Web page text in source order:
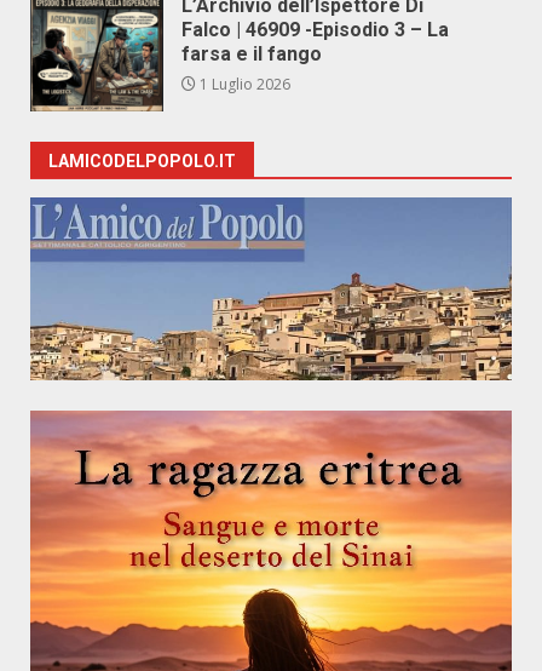
L’Archivio dell’Ispettore Di
Falco | 46909 -Episodio 3 – La
farsa e il fango
1 Luglio 2026
LAMICODELPOPOLO.IT